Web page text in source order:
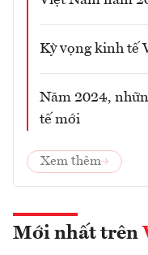
Kỳ vọng kinh tế
Năm 2024,
tế mới
Xem thêm
Mới nhất trên